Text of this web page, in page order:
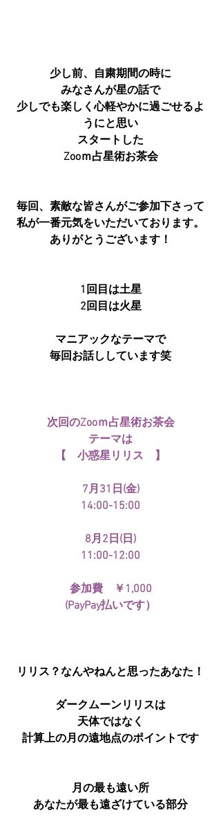
少し前、自粛期間の時に
みなさんが星の話で
少しでも楽しく心軽やかに過ごせるよ
うにと思い
スタートした
Zooｍ占星術お茶会
毎回、素敵な皆さんがご参加下さって
私が一番元気をいただいております。
ありがとうございます！
1回目は土星
2回目は火星
マニアックなテーマで
毎回お話ししています笑
次回のZooｍ占星術お茶会
テーマは
【　小惑星リリス　】
7月31日(金)
14:00-15:00
8月2日(日)
11:00-12:00
参加費　￥1,000
(PayPay払いです）
リリス？なんやねんと思ったあなた！
ダークムーンリリスは
天体ではなく
計算上の月の遠地点のポイントです
月の最も遠い所
あなたが最も遠ざけている部分